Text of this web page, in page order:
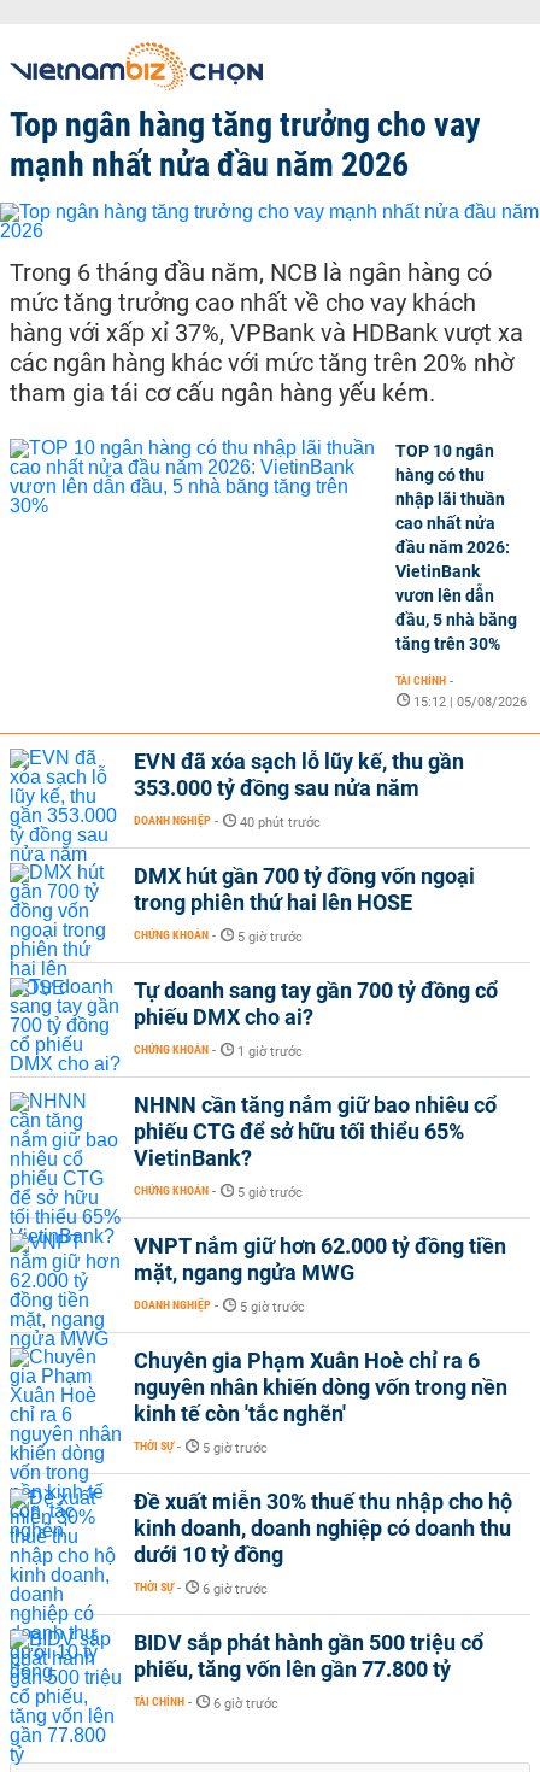
Top ngân hàng tăng trưởng cho vay
mạnh nhất nửa đầu năm 2026
Trong 6 tháng đầu năm, NCB là ngân hàng có
mức tăng trưởng cao nhất về cho vay khách
hàng với xấp xỉ 37%, VPBank và HDBank vượt xa
các ngân hàng khác với mức tăng trên 20% nhờ
tham gia tái cơ cấu ngân hàng yếu kém.
TOP 10 ngân
hàng có thu
nhập lãi thuần
cao nhất nửa
đầu năm 2026:
VietinBank
vươn lên dẫn
đầu, 5 nhà băng
tăng trên 30%
TÀI CHÍNH -
15:12 | 05/08/2026
EVN đã xóa sạch lỗ lũy kế, thu gần
353.000 tỷ đồng sau nửa năm
DOANH NGHIỆP - 40 phút trước
DMX hút gần 700 tỷ đồng vốn ngoại
trong phiên thứ hai lên HOSE
CHỨNG KHOÁN - 5 giờ trước
Tự doanh sang tay gần 700 tỷ đồng cổ
phiếu DMX cho ai?
CHỨNG KHOÁN - 1 giờ trước
NHNN cần tăng nắm giữ bao nhiêu cổ
phiếu CTG để sở hữu tối thiểu 65%
VietinBank?
CHỨNG KHOÁN - 5 giờ trước
VNPT nắm giữ hơn 62.000 tỷ đồng tiền
mặt, ngang ngửa MWG
DOANH NGHIỆP - 5 giờ trước
Chuyên gia Phạm Xuân Hoè chỉ ra 6
nguyên nhân khiến dòng vốn trong nền
kinh tế còn 'tắc nghẽn'
THỜI SỰ - 5 giờ trước
Đề xuất miễn 30% thuế thu nhập cho hộ
kinh doanh, doanh nghiệp có doanh thu
dưới 10 tỷ đồng
THỜI SỰ - 6 giờ trước
BIDV sắp phát hành gần 500 triệu cổ
phiếu, tăng vốn lên gần 77.800 tỷ
TÀI CHÍNH - 6 giờ trước